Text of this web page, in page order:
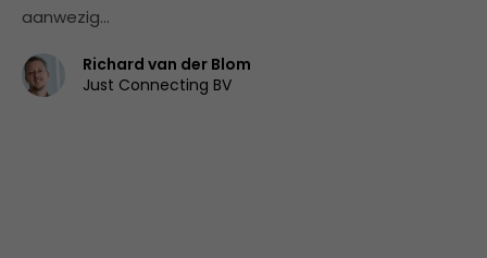
aanwezig…
Richard van der Blom
Just Connecting BV